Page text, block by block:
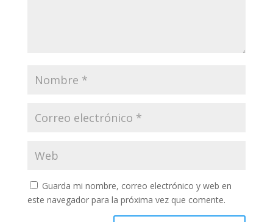
Guarda mi nombre, correo electrónico y web en
este navegador para la próxima vez que comente.